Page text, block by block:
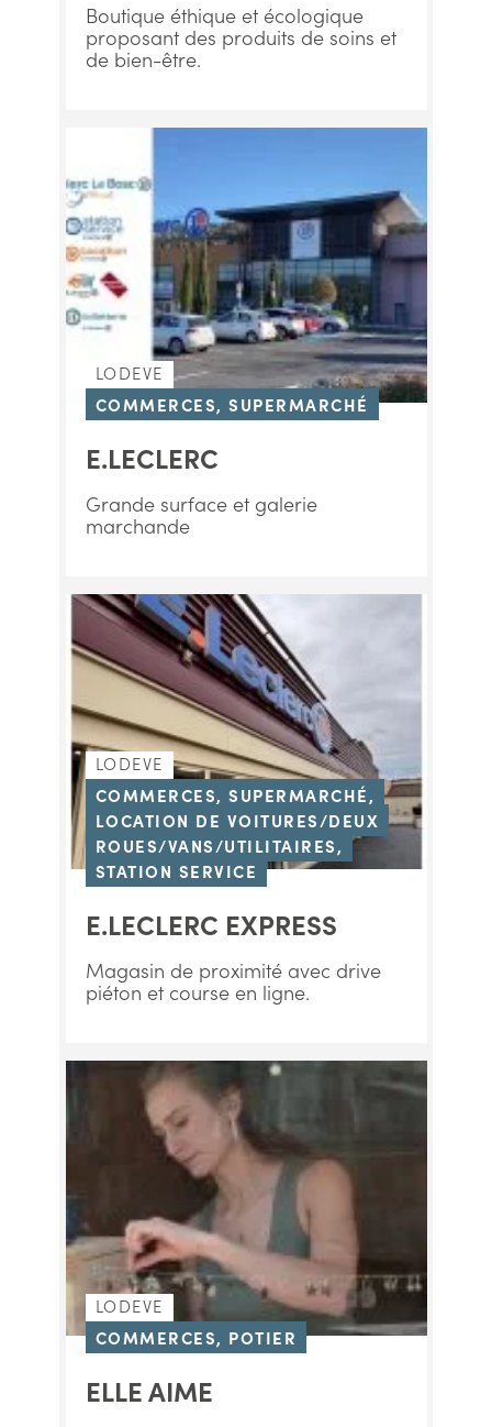
Boutique éthique et écologique
proposant des produits de soins et
de bien-être.
LODEVE
COMMERCES, SUPERMARCHÉ
E.LECLERC
Grande surface et galerie
marchande
LODEVE
COMMERCES, SUPERMARCHÉ,
LOCATION DE VOITURES/DEUX
ROUES/VANS/UTILITAIRES,
STATION SERVICE
E.LECLERC EXPRESS
Magasin de proximité avec drive
piéton et course en ligne.
LODEVE
COMMERCES, POTIER
ELLE AIME